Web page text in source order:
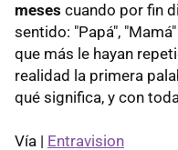
meses cuando por fin
sentido: "Papá",
que más le hayan
realidad la primera
qué significa, y con
Vía | Entravision